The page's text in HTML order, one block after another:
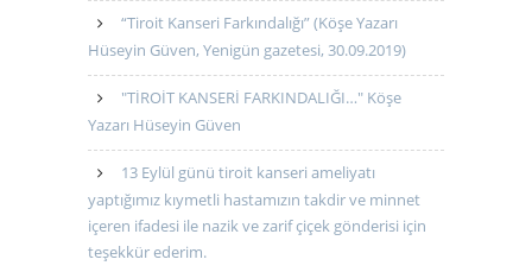
“Tiroit Kanseri Farkındalığı” (Köşe Yazarı
Hüseyin Güven, Yenigün gazetesi, 30.09.2019)
"TİROİT KANSERİ FARKINDALIĞI…" Köşe
Yazarı Hüseyin Güven
13 Eylül günü tiroit kanseri ameliyatı
yaptığımız kıymetli hastamızın takdir ve minnet
içeren ifadesi ile nazik ve zarif çiçek gönderisi için
teşekkür ederim.